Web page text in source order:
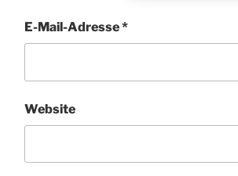
E-Mail-Adresse*
Website